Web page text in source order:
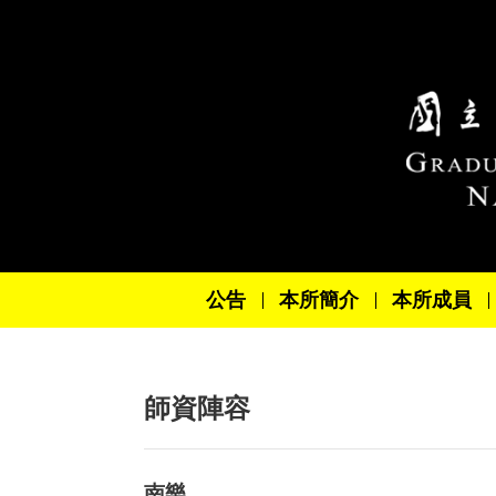
公告 本所簡介 本所成員
師資陣容